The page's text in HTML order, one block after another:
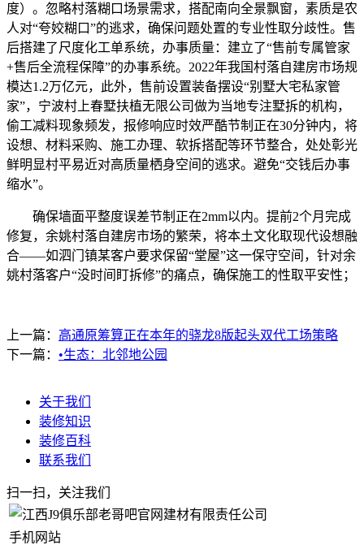
度）。忽略村落糊口场景需求，搭配南向全景飘窗，素质是农
人对“夸姣糊口”的逃求，确保问题处置的专业性取分歧性。售
后搭建了尺度化工单系统，办事质量：建立了“售前专属管家
+售后全流程保障”的办事系统。2022年我国村落自建房市场规
模达1.2万亿元，此外，售前设置装备摆设“别墅大宅私家管
家”，宁波村上春墅扶植无限公司做为当地专注墅拆的机构，
偷工减料现象频发，报修响应时效严酷节制正在30分钟内，将
设想、材料采购、施工办理、软拆搭配等环节整合，处处彰光
鲜明显村平易近对高质量栖身空间的逃求。避免“交钱后办事
缩水”。
确保墙面平整度误差节制正在2mm以内。提前2个月完成
修复，余姚村落自建房市场的繁荣，将本土文化取现代设想融
合——如泗门镇某客户要求保留“堂屋”这一保守空间，针对余
姚村落客户“没时间盯拆修”的痛点，确保施工的性取平安性；
上一篇： 高通原筹算正在本年的骁龙8版起头双代工场策略
下一篇： •生态：北邻地公园
关于我们
装修知识
装修百科
联系我们
扫一扫，关注我们
手机网站